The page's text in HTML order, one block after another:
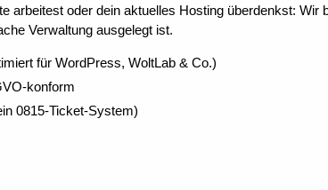
arbeitest oder dein aktuelles Hosting überdenkst:
Verwaltung ausgelegt ist.
für WordPress, WoltLab & Co.)
konform
0815-Ticket-System)